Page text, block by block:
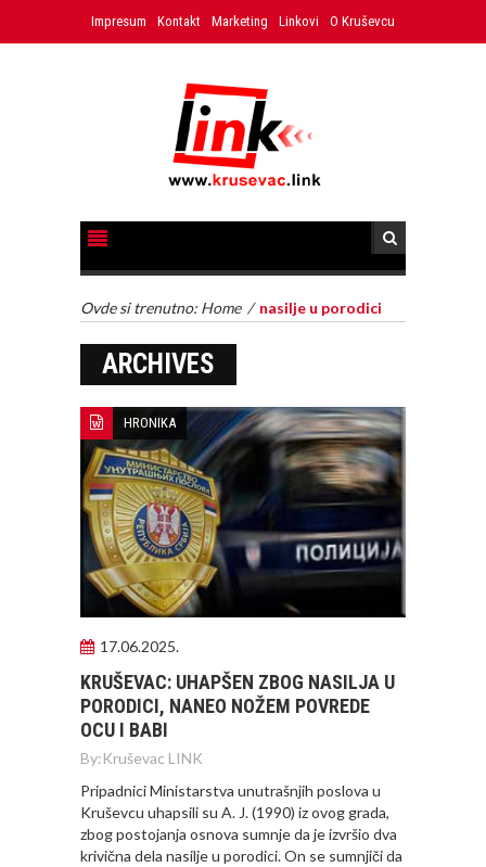
Impresum Kontakt Marketing Linkovi O Kruševcu
Ovde si trenutno: Home / nasilje u porodici
ARCHIVES
HRONIKA
17.06.2025.
KRUŠEVAC: UHAPŠEN ZBOG NASILJA U
PORODICI, NANEO NOŽEM POVREDE
OCU I BABI
By:Kruševac LINK
Pripadnici Ministarstva unutrašnjih poslova u
Kruševcu uhapsili su A. J. (1990) iz ovog grada,
zbog postojanja osnova sumnje da je izvršio dva
krivična dela nasilje u porodici. On se sumnjiči da